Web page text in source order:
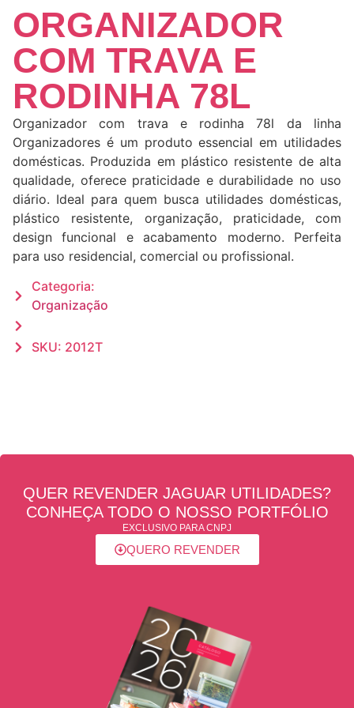
ORGANIZADOR
COM TRAVA E
RODINHA 78L
Organizador com trava e rodinha 78l da linha
Organizadores é um produto essencial em utilidades
domésticas. Produzida em plástico resistente de alta
qualidade, oferece praticidade e durabilidade no uso
diário. Ideal para quem busca utilidades domésticas,
plástico resistente, organização, praticidade, com
design funcional e acabamento moderno. Perfeita
para uso residencial, comercial ou profissional.
Categoria:
Organização
SKU: 2012T
QUER REVENDER JAGUAR UTILIDADES?
CONHEÇA TODO O NOSSO PORTFÓLIO
EXCLUSIVO PARA CNPJ
QUERO REVENDER